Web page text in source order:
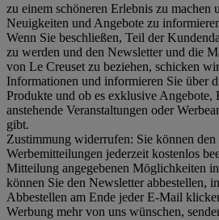
zu einem schöneren Erlebnis zu machen
Neuigkeiten und Angebote zu
Wenn Sie beschließen, Teil der
zu werden und den Newsletter und die
von Le Creuset zu beziehen, schicken
Informationen und informieren Sie über
Produkte und ob es exklusive Angebote,
anstehende Veranstaltungen oder
gibt.
Zustimmung widerrufen: Sie können
Werbemitteilungen jederzeit kostenlos
Mitteilung angegebenen Möglichkeiten
können Sie den Newsletter abbestellen,
Abbestellen am Ende jeder E-Mail
Werbung mehr von uns wünschen,